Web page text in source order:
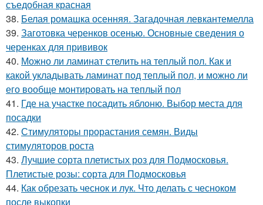
съедобная красная
38. Белая ромашка осенняя. Загадочная левкантемелла
39. Заготовка черенков осенью. Основные сведения о
черенках для прививок
40. Можно ли ламинат стелить на теплый пол. Как и
какой укладывать ламинат под теплый пол, и можно ли
его вообще монтировать на теплый пол
41. Где на участке посадить яблоню. Выбор места для
посадки
42. Стимуляторы прорастания семян. Виды
стимуляторов роста
43. Лучшие сорта плетистых роз для Подмосковья.
Плетистые розы: сорта для Подмосковья
44. Как обрезать чеснок и лук. Что делать с чесноком
после выкопки